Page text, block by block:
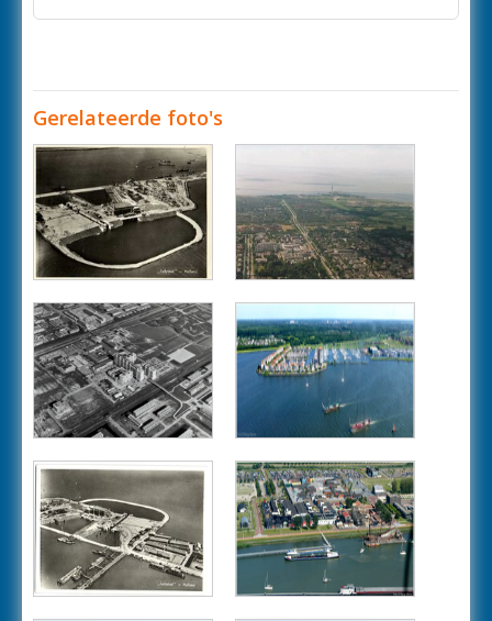
Gerelateerde foto's